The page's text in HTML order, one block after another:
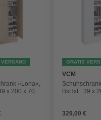
»Lona«,
x 200 x 70
GRATIS
VCM
BxHxL: 39 x
329,00 €